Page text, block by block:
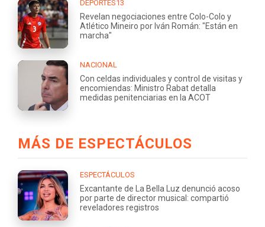
DEPORTES13
Revelan negociaciones entre Colo-Colo y
Atlético Mineiro por Iván Román: "Están en
marcha"
NACIONAL
Con celdas individuales y control de visitas y
encomiendas: Ministro Rabat detalla
medidas penitenciarias en la ACOT
MÁS DE ESPECTÁCULOS
ESPECTÁCULOS
Excantante de La Bella Luz denunció acoso
por parte de director musical: compartió
reveladores registros